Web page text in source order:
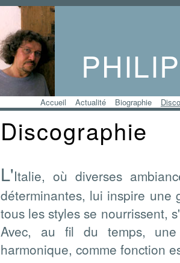
Accueil Actualité Biographie
Discographie
L'Italie, où diverses
déterminantes, lui inspire une
tous les styles se nourrissent,
Avec, au fil du temps, une
harmonique, comme fonction